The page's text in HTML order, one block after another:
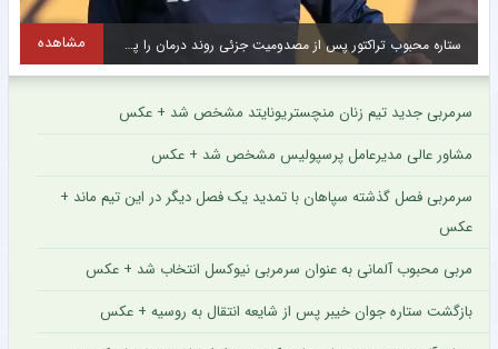
ستاره محبوب تراکتور پس از مصدومیت جزئی روند درمان را پشت سر گذاشت + عکس مشاهده
سرمربی جدید تیم زنان منچستریونایتد مشخص شد + عکس
مشاور عالی مدیرعامل پرسپولیس مشخص شد + عکس
سرمربی فصل گذشته سپاهان با تمدید یک فصل دیگر در این تیم ماند +
عکس
مربی محبوب آلمانی به عنوان سرمربی نیوکسل انتخاب شد + عکس
بازگشت ستاره جوان خیبر پس از شایعه انتقال به روسیه + عکس